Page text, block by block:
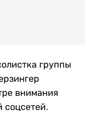
группы
внимания
соцсетей.